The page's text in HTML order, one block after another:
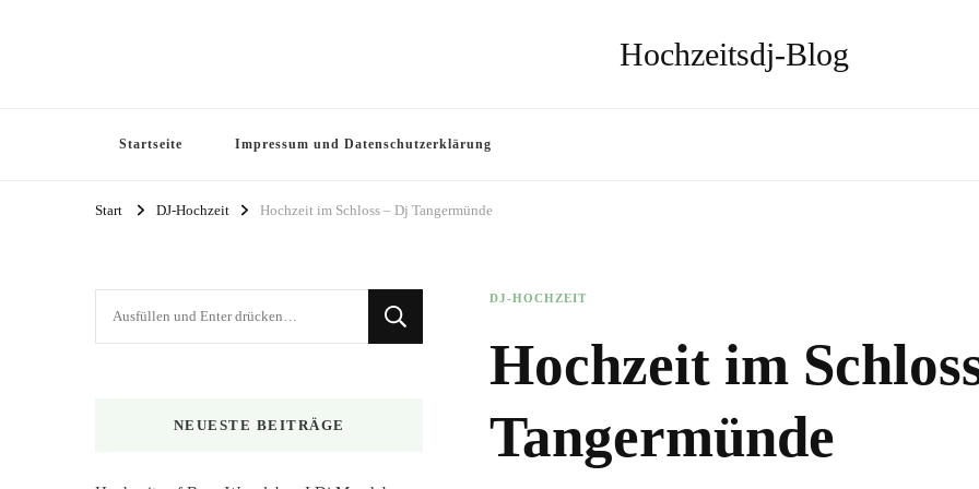
Hochzeitsdj-Blog
Startseite Impressum und Datenschutzerklärung
Start DJ-Hochzeit Hochzeit im Schloss – Dj Tangermünde
DJ-HOCHZEIT
Hochzeit im
Tangermünde
NEUESTE BEITRÄGE